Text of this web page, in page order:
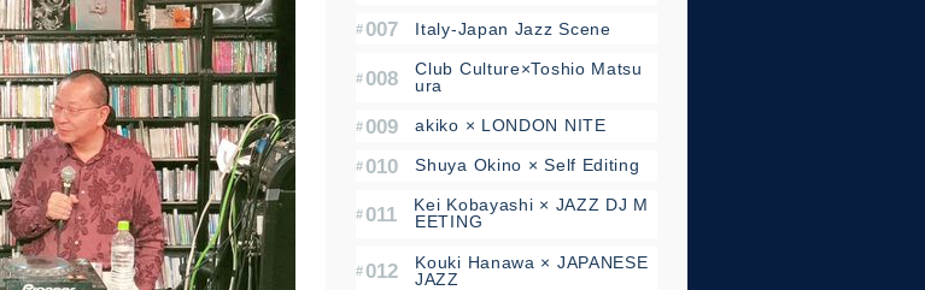
07 - Italy-Japan Jazz Scene
08 - Club Culture×Toshio Matsu
ura
09 - akiko × LONDON NITE
10 - Shuya Okino × Self Editing
11 - Kei Kobayashi × JAZZ DJ M
EETING
12 - Kouki Hanawa × JAPANESE
JAZZ